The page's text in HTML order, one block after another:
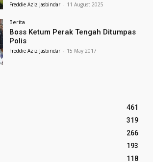
Freddie Aziz Jasbindar - 11 August 2025
Berita
Boss Ketum Perak Tengah Ditumpas
Polis
Freddie Aziz Jasbindar - 15 May 2017
461
319
266
193
118